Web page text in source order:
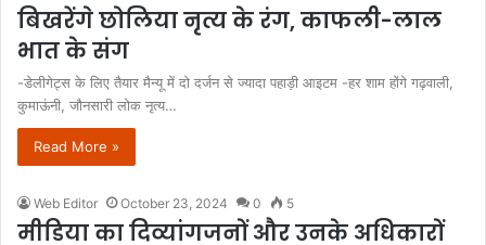
बिखरेंगे छोलिया नृत्य के रंग, काफली-लाल
भात के संग
-डेलीगेट्स के लिए तैयार मैन्यू में दो दर्जन से ज्यादा पहाड़ी आइटम -हर शाम होंगे गढ़वाली,
कुमाऊंनी, जौनसारी लोक नृत्य…
Read More »
Web Editor October 23, 2024 0 5
मीडिया का दिव्यांगजनों और उनके अधिकारों